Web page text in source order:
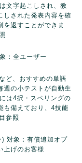
文字起こしされ、教
しされた発表内容を確
を返すことができま
：全ユーザー
ど、おすすめの単語
週の小テストが自動生
は4択・スペリングの
も備えており、4技能
参照
) 対象：有償追加オプ
上げのお客様